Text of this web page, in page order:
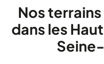
Nos
dans les